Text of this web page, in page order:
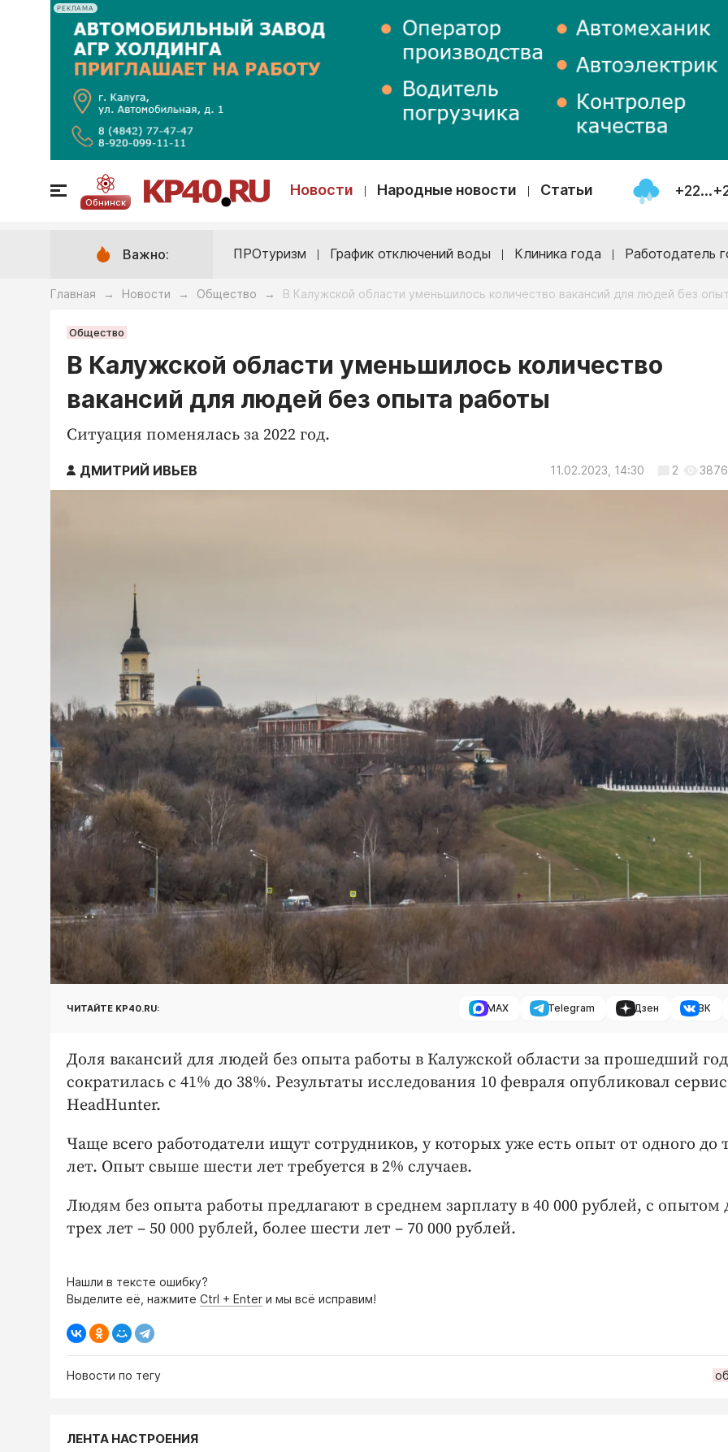
РЕКЛАМА
Обнинск
Новости Народные новости Статьи
Важно: ПРОтуризм График отключений воды Клиника года Работодатель
Главная → Новости → Общество → В Калужской области уменьшилось количество вакансий для людей без
Общество
В Калужской области уменьшилось количество
вакансий для людей без опыта работы
Ситуация поменялась за 2022 год.
ДМИТРИЙ ИВЬЕВ 11.02.2023, 14:30 2 3876
ЧИТАЙТЕ KP40.RU: MAX Telegram Дзен ВК
Доля вакансий для людей без опыта работы в Калужской области за прошедший год
сократилась с 41% до 38%. Результаты исследования 10 февраля опубликовал сервис
HeadHunter.
Чаще всего работодатели ищут сотрудников, у которых уже есть опыт от одного до
лет. Опыт свыше шести лет требуется в 2% случаев.
Людям без опыта работы предлагают в среднем зарплату в 40 000 рублей, с опытом
трех лет – 50 000 рублей, более шести лет – 70 000 рублей.
Нашли в тексте ошибку?
Выделите её, нажмите Ctrl + Enter и мы всё исправим!
Новости по тегу
ЛЕНТА НАСТРОЕНИЯ